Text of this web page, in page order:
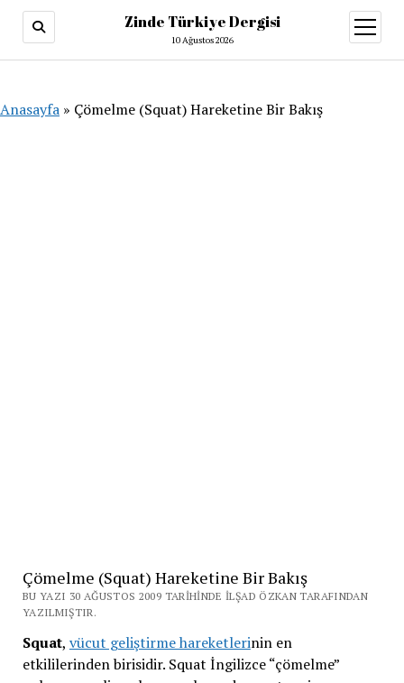
Zinde Türkiye Dergisi
10 Ağustos 2026
aç
Anasayfa » Çömelme (Squat) Hareketine Bir Bakış
Çömelme (Squat) Hareketine Bir Bakış
BU YAZI 30 AĞUSTOS 2009 TARIHINDE İLŞAD ÖZKAN TARAFINDAN
YAZILMIŞTIR.
Squat, vücut geliştirme hareketlerinin en
etkililerinden birisidir. Squat İngilizce “çömelme”